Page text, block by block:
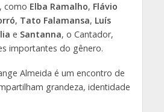
como Elba Ramalho, Flávio
, Tato Falamansa, Luís
e Santanna, o Cantador,
importantes do gênero.
Almeida é um encontro de
grandeza, identidade